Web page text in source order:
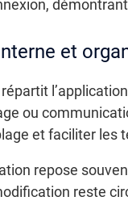
et
répartit
ou
et faciliter les
repose
reste